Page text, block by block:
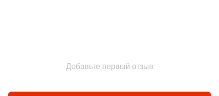
Добавьте первый отзыв